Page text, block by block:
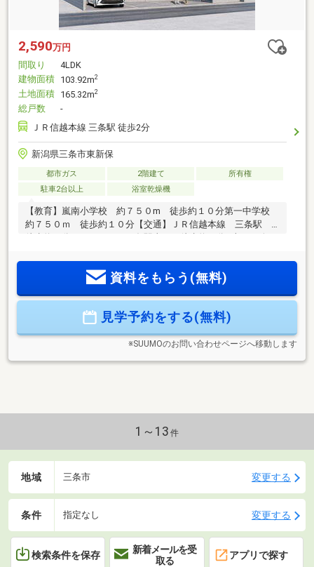
2,590万円
間取り
4LDK
建物面積 103.92m2
土地面積 165.32m2
総戸数
-
ＪＲ信越本線 三条駅 徒歩2分
新潟県三条市東新保
都市ガス 2階建て
所有権
駐車2台以上
浴室乾燥機
【教育】嵐南小学校 約７５０m 徒歩約１０分第一中学校
約７５０ｍ 徒歩約１０分【交通】ＪＲ信越本線 三条駅
スの専門スタッフが、迅速・丁寧にご対応◎独自のメンテナ
ンス制度で設備の故障や建物の傷を無償修理◎ご購入後のお
資料をもらう(無料)
見学予約をする(無料)
※SUUMOのお問い合わせページへ移動します
1～13 件
地域 三条市 変更する
条件 指定なし 変更する
検索条件を保存
新着メールを受
取る
アプリで探す